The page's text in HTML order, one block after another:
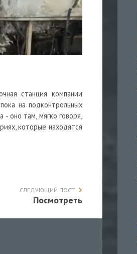
станция компании
на подконтрольных
оно там, мягко говоря,
которые находятся
СЛЕДУЮЩИЙ ПОСТ
Посмотреть